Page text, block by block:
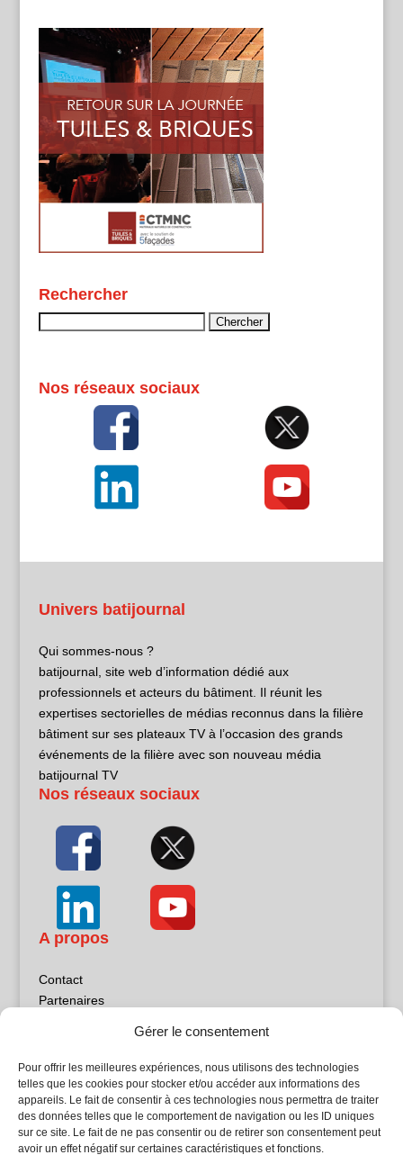
Gérer le consentement
Pour offrir les meilleures expériences, nous utilisons des technologies
telles que les cookies pour stocker et/ou accéder aux informations des
appareils. Le fait de consentir à ces technologies nous permettra de traiter
des données telles que le comportement de navigation ou les ID uniques
sur ce site. Le fait de ne pas consentir ou de retirer son consentement peut
avoir un effet négatif sur certaines caractéristiques et fonctions.
Rechercher
Nos réseaux sociaux
Univers batijournal
Qui sommes-nous ?
batijournal, site web d’information dédié aux
professionnels et acteurs du bâtiment. Il réunit les
expertises sectorielles de médias reconnus dans la filière
bâtiment sur ses plateaux TV à l’occasion des grands
événements de la filière avec son nouveau média
batijournal TV
Nos réseaux sociaux
A propos
Contact
Partenaires
Politique de confidentialité
Sites partenaires
5Façades
Atrium Patrimoine